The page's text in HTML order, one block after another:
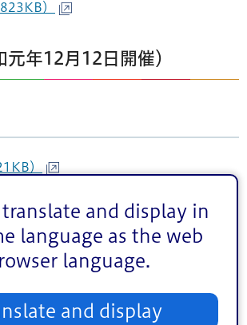
translate and display in
language as the web
language.
and display
）
元年12月12日開催）
）
）
）
）